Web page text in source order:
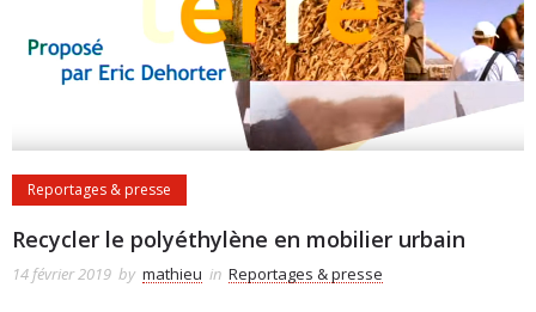
Reportages & presse
Recycler le polyéthylène en mobilier urbain
14 février 2019 by mathieu in Reportages & presse